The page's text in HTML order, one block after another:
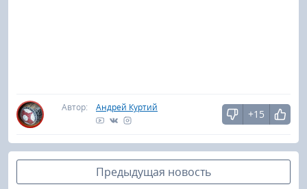
Автор: Андрей Куртий
+15
Предыдущая новость